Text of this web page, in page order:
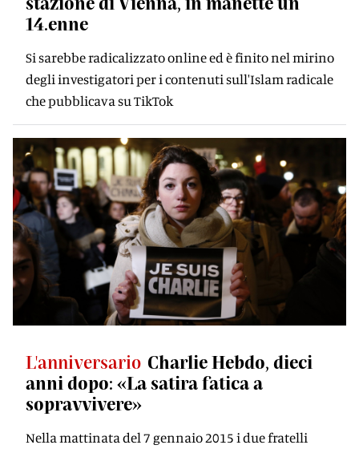
14.enne
Si sarebbe radicalizzato online ed è finito nel mirino
degli investigatori per i contenuti sull'Islam radicale
che pubblicava su TikTok
L'anniversario Charlie Hebdo, dieci
anni dopo: «La satira fatica a
sopravvivere»
Nella mattinata del 7 gennaio 2015 i due fratelli